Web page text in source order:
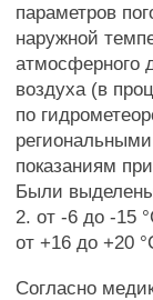
параметров
наружной
атмосферного
воздуха (в
по
показаниям
Были
2. от -6 до -15
от +16 до +20
Согласно